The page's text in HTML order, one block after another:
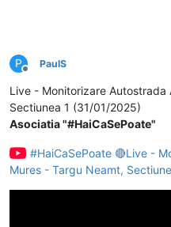
P
Deconectat
PaulS
Live - Monitorizare
Sectiunea 1 (31/01/2025)
Asociatia "#HaiCaSePoate"
#HaiCaSePoate 🔴Live -
Mures - Targu Neamt,